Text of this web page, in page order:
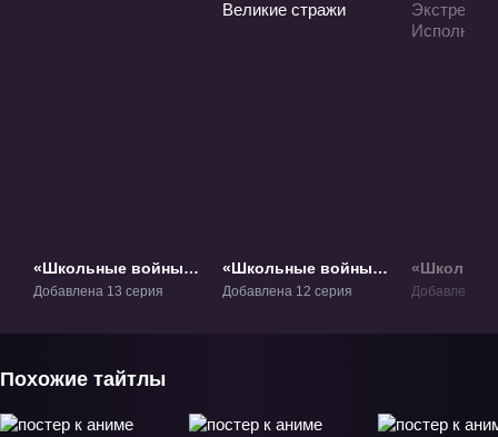
«Школьные войны»
ТВ-1
Добавлена 13 серия
«Школьные войны:
Великие стражи»
Добавлена 12 серия Добавлена
Похожие тайтлы